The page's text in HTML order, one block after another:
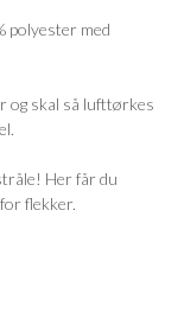
polyester med
og skal så lufttørkes
Her får du
flekker.